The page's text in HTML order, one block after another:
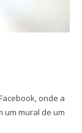
onde a
um mural de um